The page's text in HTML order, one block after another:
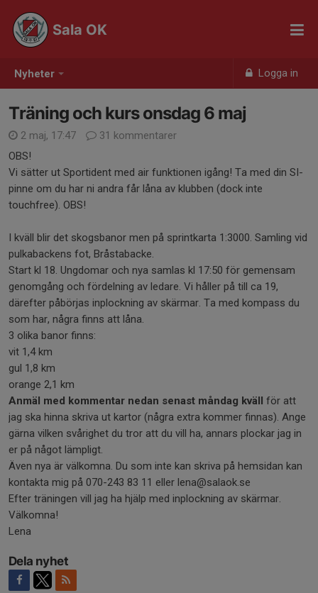
Nyheter Logga in
Sala OK
Träning och kurs onsdag 6 maj
2 maj, 17:47
31 kommentarer
OBS!
Vi sätter ut Sportident med air funktionen igång! Ta med din SI-
pinne om du har ni andra får låna av klubben (dock inte
touchfree). OBS!
I kväll blir det skogsbanor men på sprintkarta 1:3000. Samling vid
pulkabackens fot, Bråstabacke.
Start kl 18. Ungdomar och nya samlas kl 17:50 för gemensam
genomgång och fördelning av ledare. Vi håller på till ca 19,
därefter påbörjas inplockning av skärmar. Ta med kompass du
som har, några finns att låna.
3 olika banor finns:
vit 1,4 km
gul 1,8 km
orange 2,1 km
Anmäl med kommentar nedan senast måndag kväll för att
jag ska hinna skriva ut kartor (några extra kommer finnas). Ange
gärna vilken svårighet du tror att du vill ha, annars plockar jag in
er på något lämpligt.
Även nya är välkomna. Du som inte kan skriva på hemsidan kan
kontakta mig på 070-243 83 11 eller lena@salaok.se
Efter träningen vill jag ha hjälp med inplockning av skärmar.
Välkomna!
Lena
Dela nyhet